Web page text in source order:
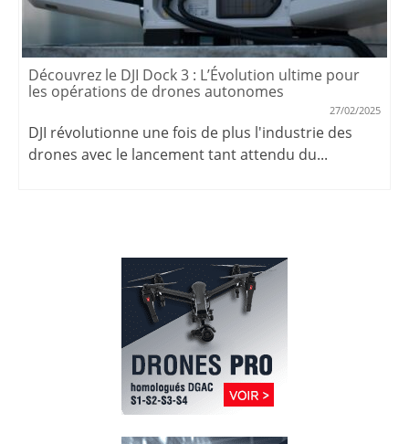
Découvrez le DJI Dock 3 : L’Évolution ultime pour
les opérations de drones autonomes
27/02/2025
DJI révolutionne une fois de plus l'industrie des
drones avec le lancement tant attendu du...